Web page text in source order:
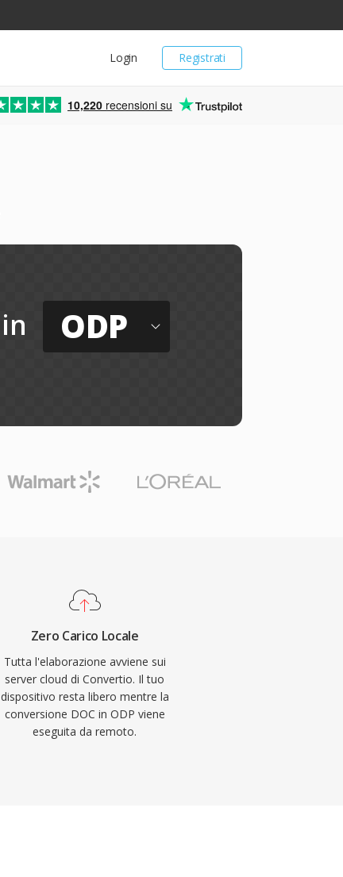
Registrati
Login
10,220 recensioni su
in ODP
Zero Carico Locale
Tutta l'elaborazione avviene sui
server cloud di Convertio. Il tuo
dispositivo resta libero mentre la
conversione DOC in ODP viene
eseguita da remoto.